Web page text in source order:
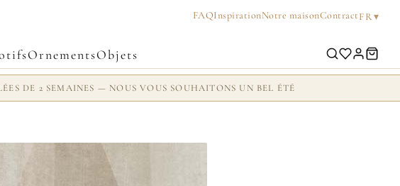
FAQInspirationNotre maisonContractFR▾
OrnementsObjets
DE 2 SEMAINES — NOUS VOUS SOUHAITONS UN BEL ÉTÉ